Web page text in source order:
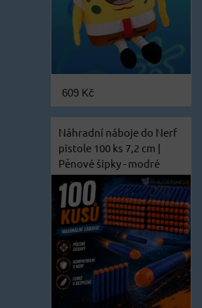
609 Kč
Náhradní náboje do Nerf
pistole 100 ks 7,2 cm |
Pěnové šipky - modré